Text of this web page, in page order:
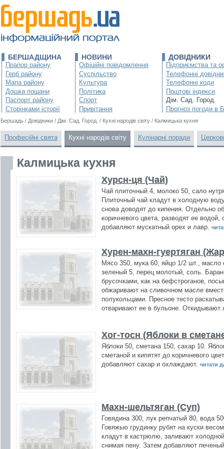
БЕРШАДЩИНА
Прапор району
Герб району
Мапа району
Дошка пошани
Паспорт району
Сторінками історії
НОВИНИ
Офіційні повідомлення
Суспільство
Культура
Політика
Спорт
Привітання
ДОВІДНИКИ
Підприємства та
Телефонні
Телефонні коди
Поштові індекси
Дім. Сад. Город.
Прогноз погоди в
Бершадь / Довідники / Дім. Сад. Город. / Кухні народів світу / Калмицька кухня
Професійні свята Кухні народів світу Кулінарні поради
Калмицька кухня
Хурсн-ця (Чай)
Чай плиточный 4, молоко 50, сало
Плиточный чай кладут в холодную
снова доводят до кипения. Отдельно
коричневого цвета, разводят ее
добавляют мускатный орех и лавр.
Хурен-махн-гуертяган
Мясо 350, мука 60, яйцо 1/2 шт., масло
зеленый 5, перец молотый, соль.
брусочками, как на бефстроганов,
обжаривают на сливочном масле
полукольцами. Пресное тесто
отваривают ее в бульоне.
Хог-тосн (Яблоки в
Яблоки 50, сметана 150, сахар 10.
сметаной и кипятят до коричневого
добавляют сахар и охлаждают. читати
Махн-шельтяган (Суп)
Говядина 300, лук репчатый 80, вода
Говяжью грудинку рубят на куски
кладут в кастрюлю, заливают
снимая пену. Затем добавляют